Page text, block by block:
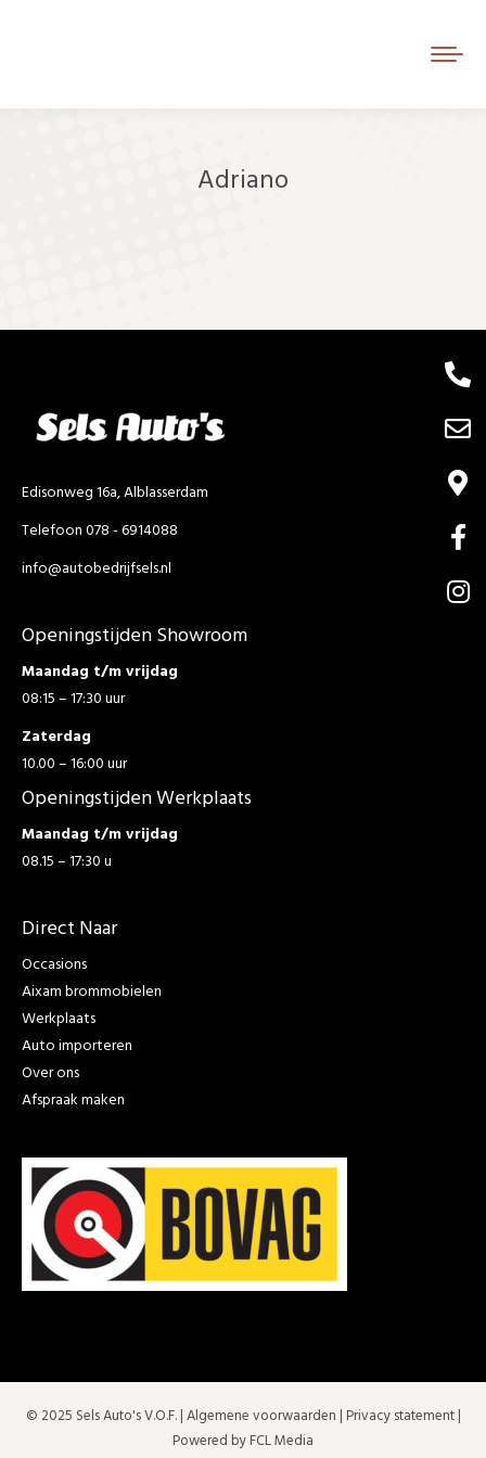
Adriano
Edisonweg 16a, Alblasserdam
Telefoon 078 - 6914088
info@autobedrijfsels.nl
Openingstijden Showroom
Maandag t/m vrijdag
08:15 – 17:30 uur
Zaterdag
10.00 – 16:00 uur
Openingstijden Werkplaats
Maandag t/m vrijdag
08.15 – 17:30 u
Direct Naar
Occasions
Aixam brommobielen
Werkplaats
Auto importeren
Over ons
Afspraak maken
© 2025 Sels Auto's V.O.F. |Algemene voorwaarden | Privacy statement|
Powered by FCL Media